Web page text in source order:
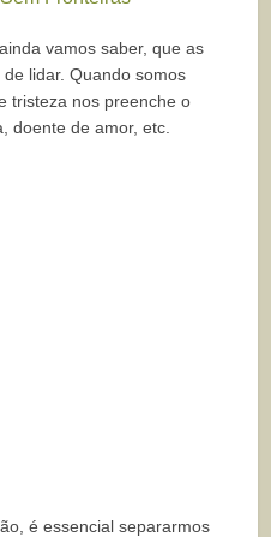
vamos saber, que as
lidar. Quando somos
tristeza nos preenche o
doente de amor, etc.
é essencial separarmos